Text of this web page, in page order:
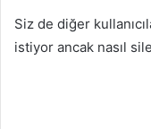
Siz de diğer
istiyor ancak nasıl